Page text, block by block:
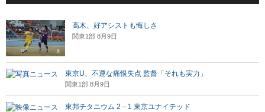
高木、好アシストも悔しさ
関東1部 8月9日
東京U、不運な痛恨失点 監督「それも実力」
関東1部 8月9日
東邦チタニウム 2－1 東京ユナイテッド